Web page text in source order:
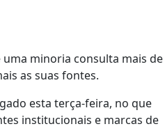
minoria consulta mais de
as suas fontes.
esta terça-feira, no que
institucionais e marcas de